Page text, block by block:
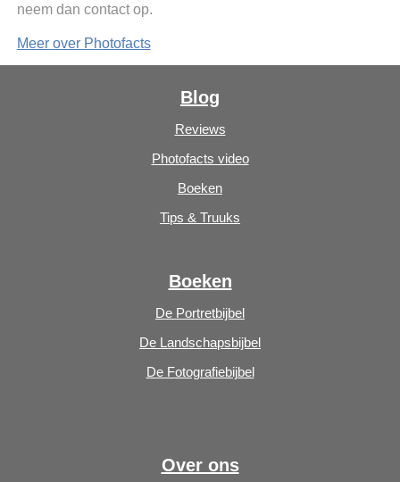
neem dan contact op.
Meer over Photofacts
Blog
Reviews
Photofacts video
Boeken
Tips & Truuks
Boeken
De Portretbijbel
De Landschapsbijbel
De Fotografiebijbel
Over ons